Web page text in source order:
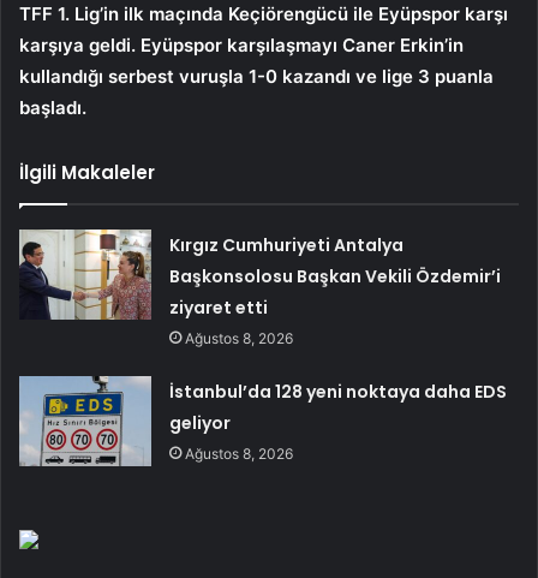
TFF 1. Lig’in ilk maçında Keçiörengücü ile Eyüpspor karşı
karşıya geldi. Eyüpspor karşılaşmayı Caner Erkin’in
kullandığı serbest vuruşla 1-0 kazandı ve lige 3 puanla
başladı.
İlgili Makaleler
Kırgız Cumhuriyeti Antalya
Başkonsolosu Başkan Vekili Özdemir’i
ziyaret etti
Ağustos 8, 2026
İstanbul’da 128 yeni noktaya daha EDS
geliyor
Ağustos 8, 2026